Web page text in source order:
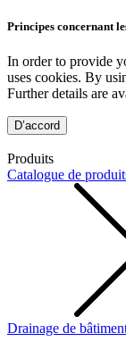
Principes concernant
In order to provide
uses cookies. By
Further details are
D’accord
Produits
Catalogue de
Drainage de